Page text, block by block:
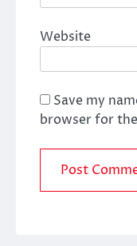
Website
Save my
browser for